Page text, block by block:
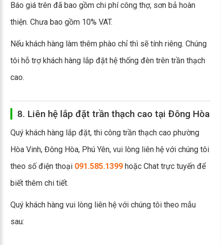
Báo giá trên đã bao gồm chi phí công thợ, sơn bả hoàn
thiện. Chưa bao gồm 10% VAT.
Nếu khách hàng làm thêm phào chỉ thì sẽ tính riêng. Chúng
tôi hỗ trợ khách hàng lắp đặt hệ thống đèn trên trần thạch
cao.
8. Liên hệ lắp đặt trần thạch cao tại Đông Hòa
Quý khách hàng lắp đặt, thi công trần thạch cao phường
Hòa Vinh, Đông Hòa, Phú Yên, vui lòng liên hệ với chúng tôi
theo số điện thoại 091.585.1399 hoặc Chat trực tuyến để
biết thêm chi tiết.
Quý khách hàng vui lòng liên hệ với chúng tôi theo mẫu
sau: